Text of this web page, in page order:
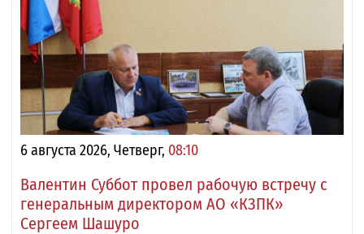
6 августа 2026, Четверг, 08:10
Валентин Суббот провел рабочую встречу с
генеральным директором АО «КЗПК»
Сергеем Шашуро